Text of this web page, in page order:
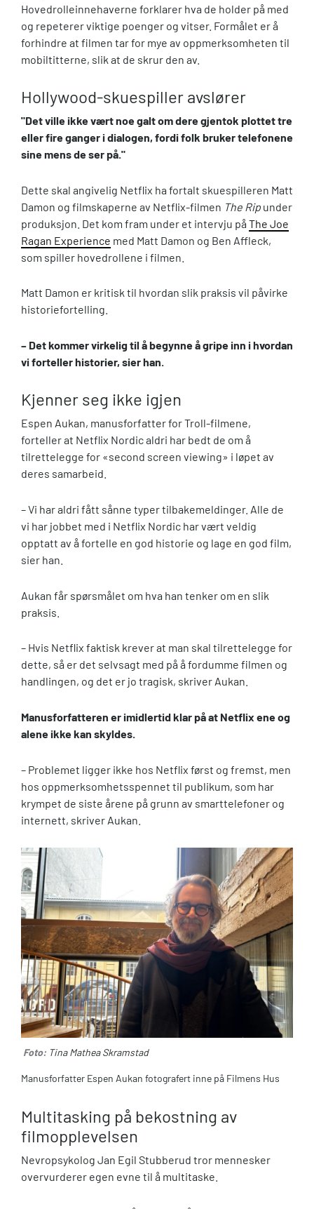
Hovedrolleinnehaverne forklarer hva de holder på med
og repeterer viktige poenger og vitser. Formålet er å
forhindre at filmen tar for mye av oppmerksomheten til
mobiltitterne, slik at de skrur den av.
Hollywood-skuespiller avslører
"Det ville ikke vært noe galt om dere gjentok plottet tre
eller fire ganger i dialogen, fordi folk bruker telefonene
sine mens de ser på."
Dette skal angivelig Netflix ha fortalt skuespilleren Matt
Damon og filmskaperne av Netflix-filmen The Rip under
produksjon. Det kom fram under et intervju på The Joe
Ragan Experience med Matt Damon og Ben Affleck,
som spiller hovedrollene i filmen.
Matt Damon er kritisk til hvordan slik praksis vil påvirke
historiefortelling.
– Det kommer virkelig til å begynne å gripe inn i hvordan
vi forteller historier, sier han.
Kjenner seg ikke igjen
Espen Aukan, manusforfatter for Troll-filmene,
forteller at Netflix Nordic aldri har bedt de om å
tilrettelegge for «second screen viewing» i løpet av
deres samarbeid.
– Vi har aldri fått sånne typer tilbakemeldinger. Alle de
vi har jobbet med i Netflix Nordic har vært veldig
opptatt av å fortelle en god historie og lage en god film,
sier han.
Aukan får spørsmålet om hva han tenker om en slik
praksis.
– Hvis Netflix faktisk krever at man skal tilrettelegge for
dette, så er det selvsagt med på å fordumme filmen og
handlingen, og det er jo tragisk, skriver Aukan.
Manusforfatteren er imidlertid klar på at Netflix ene og
alene ikke kan skyldes.
– Problemet ligger ikke hos Netflix først og fremst, men
hos oppmerksomhetsspennet til publikum, som har
krympet de siste årene på grunn av smarttelefoner og
internett, skriver Aukan.
Foto: Tina Mathea Skramstad
Manusforfatter Espen Aukan fotografert inne på Filmens Hus
Multitasking på bekostning av
filmopplevelsen
Nevropsykolog Jan Egil Stubberud tror mennesker
overvurderer egen evne til å multitaske.